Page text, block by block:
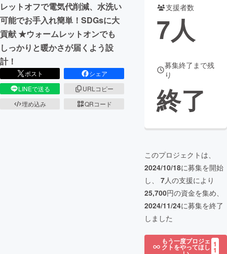
CAMPFIREふるさと納税machi-ya コミュニティ
レットオフで電気代削減、水洗い
可能でお手入れ簡単！SDGsに大
貢献 ★ウォームレットオンでも
しっかりと暖かさが届くよう設
計！
ポスト
シェア
LINEで送る
URLコピー
埋め込み
QRコード
支援者数
7人
募集終了まで残
り
終了
このプロジェクトは、
2024/10/18に募集を開始
し、 7人の支援により
25,700円の資金を集め、
2024/11/24に募集を終了
しました
もう一度プロジェ
クトをやってほし 1
1